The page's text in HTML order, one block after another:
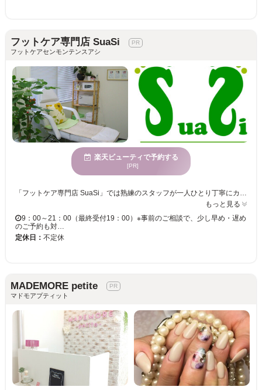
フットケア専門店 SuaSi
フットケアセンモンテンスアシ
楽天ビューティで予約する
[PR]
もっと見る
9：00～21：00（最終受付19：00）※事前のご相談で、少し早め・遅め
のご予約も対…
定休日： 不定休
MADEMORE petite
マドモアプティット